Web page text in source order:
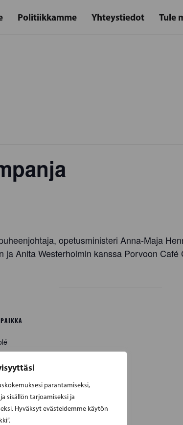
parantamiseksi,
sisällön tarjoamiseksi ja
Hyväksyt evästeidemme käytön
Politiikkamme Yhteystiedot Tule
opetusministeri Anna-Maja
Anita Westerholmin kanssa Porvoon Café
30
Map